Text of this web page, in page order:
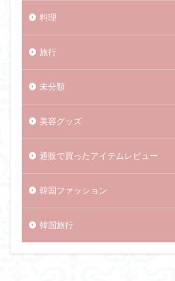
料理
旅行
未分類
美容グッズ
通販で買ったアイテムレビュー
韓国ファッション
韓国旅行